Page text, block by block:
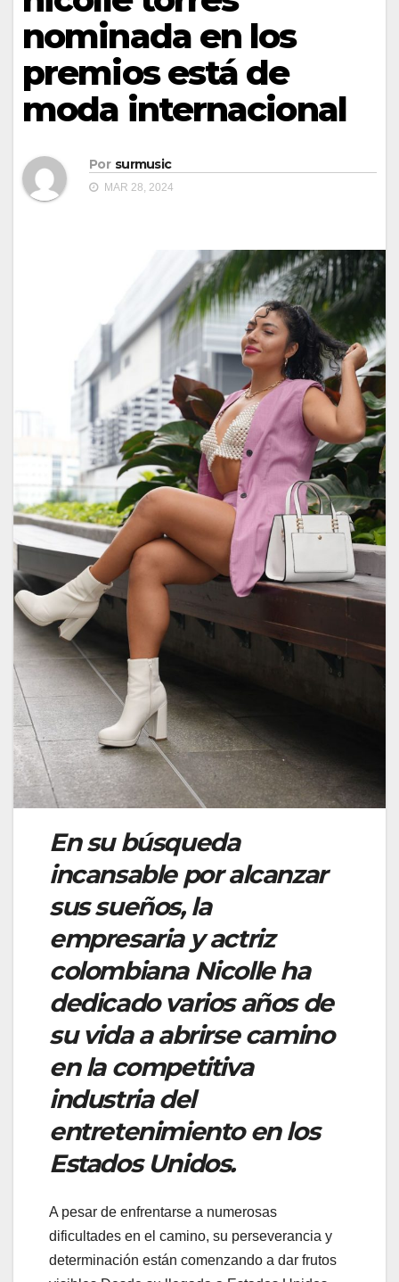
nominada en los
premios está de
moda internacional
Por surmusic
MAR 28, 2024
En su búsqueda
incansable por alcanzar
sus sueños, la
empresaria y actriz
colombiana Nicolle ha
dedicado varios años de
su vida a abrirse camino
en la competitiva
industria del
entretenimiento en los
Estados Unidos.
A pesar de enfrentarse a numerosas
dificultades en el camino, su perseverancia y
determinación están comenzando a dar frutos